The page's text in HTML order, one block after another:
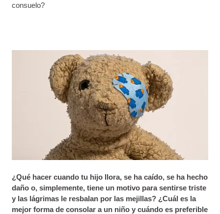
consuelo?
¿Qué hacer cuando tu hijo llora, se ha caído, se ha hecho
daño o, simplemente, tiene un motivo para sentirse triste
y las lágrimas le resbalan por las mejillas? ¿Cuál es la
mejor forma de consolar a un niño y cuándo es preferible